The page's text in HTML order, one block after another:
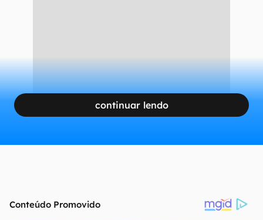
continuar lendo